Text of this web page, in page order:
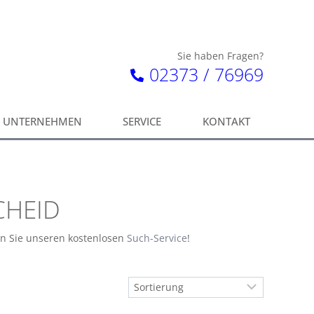
Sie haben Fragen?
02373 / 76969
UNTERNEHMEN SERVICE KONTAKT
Sie unseren kostenlosen Such-Service!